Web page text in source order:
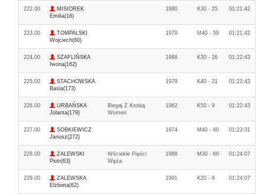
222.00
MISIOREK
Emilia(16)
1980 K30 - 25 01:21:42
223.00
TOMPALSKI
Wojciech(60)
1979 M40 - 59 01:21:42
224.00
SZAFLIŃSKA
Iwona(162)
1988 K30 - 26 01:22:43
225.00
STACHOWSKA
Basia(173)
1979 K40 - 21 01:22:43
226.00
URBAŃSKA
Jolanta(179)
Biegaj Z Krobią
Women
1962 K50 - 9 01:22:43
227.00
SOBKIEWICZ
Janusz(272)
1974 M40 - 60 01:23:31
228.00
ZALEWSKI
Piotr(63)
Wściekłe Pięści
Węża
1988 M30 - 66 01:24:07
229.00
ZALEWSKA
Elżbieta(62)
1991 K20 - 8 01:24:07